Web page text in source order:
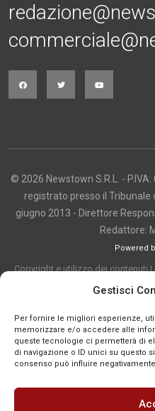
Gestisci
Per fornire le migliori esperienze,
memorizzare e/o accedere alle
queste tecnologie ci permetterà di
di navigazione o ID unici su questo
consenso può influire
© 2026 Newstown S.R.L. -
registrato presso il Tribunale
giugno 2013 - Direttore
Redattore:
Powered
Copyright e utilizzo dei contenuti
articoli, immagini, fotografie,
indicazione. La riproduzione
solo previa autorizzazione o
alla pagina originale, quando
parti sono pubblicati a fini
titolari dei diritti. Se un contenuto
possibile segnalarlo per la